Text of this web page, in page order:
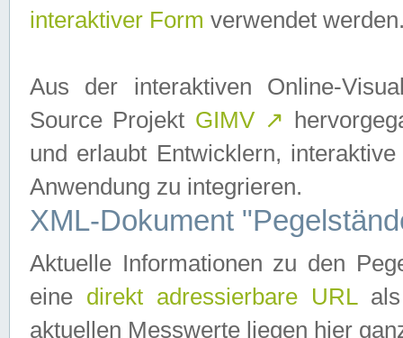
interaktiver Form verwendet
Aus der interaktiven Online-
Source Projekt GIMV ↗
und erlaubt Entwicklern,
Anwendung zu integrieren.
XML-Dokument
Aktuelle Informationen zu den
eine direkt adressierbare URLals
aktuellen Messwerte liegen hier